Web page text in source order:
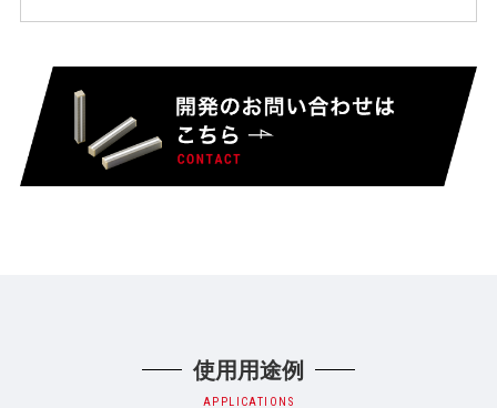
使用用途例
APPLICATIONS